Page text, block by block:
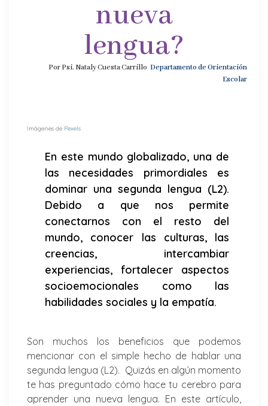
nueva
lengua?
Por Psi. Nataly Cuesta Carrillo Departamento de Orientación
Escolar
Imágenes de Pexels
En este mundo globalizado, una de
las necesidades primordiales es
dominar una segunda lengua (L2).
Debido a que nos permite
conectarnos con el resto del
mundo, conocer las culturas, las
creencias, intercambiar
experiencias, fortalecer aspectos
socioemocionales como las
habilidades sociales y la empatía.
Son muchos los beneficios que podemos
mencionar con el simple hecho de hablar una
segunda lengua (L2). Quizás en algún momento
te has preguntado cómo hace tu cerebro para
aprender una nueva lengua. En este artículo,